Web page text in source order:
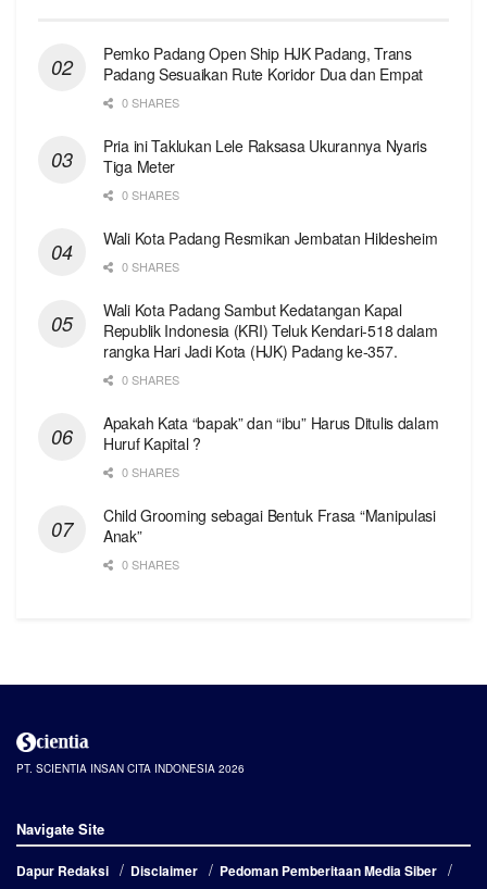
Pemko Padang Open Ship HJK Padang, Trans
Padang Sesuaikan Rute Koridor Dua dan Empat
0 SHARES
Pria ini Taklukan Lele Raksasa Ukurannya Nyaris
Tiga Meter
0 SHARES
Wali Kota Padang Resmikan Jembatan Hildesheim
0 SHARES
Wali Kota Padang Sambut Kedatangan Kapal
Republik Indonesia (KRI) Teluk Kendari-518 dalam
rangka Hari Jadi Kota (HJK) Padang ke-357.
0 SHARES
Apakah Kata “bapak” dan “ibu” Harus Ditulis dalam
Huruf Kapital ?
0 SHARES
Child Grooming sebagai Bentuk Frasa “Manipulasi
Anak”
0 SHARES
PT. SCIENTIA INSAN CITA INDONESIA 2026
Navigate Site
Dapur Redaksi Disclaimer
Pedoman Pemberitaan Media Siber